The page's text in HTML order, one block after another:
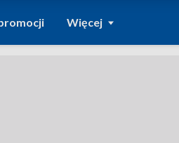
Więcej